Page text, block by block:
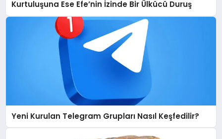
Kurtuluşuna Ese Efe’nin İzinde Bir Ülkücü Duruş
Yeni Kurulan Telegram Grupları Nasıl Keşfedilir?